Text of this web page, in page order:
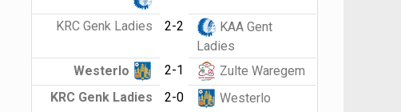
KRC Genk Ladies 2-2
KAA Gent
Ladies
Westerlo
2-1
Zulte Waregem
KRC Genk Ladies
2-0 Westerlo